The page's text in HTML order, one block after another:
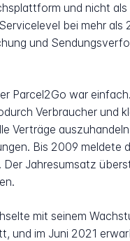
und nicht
bei mehr
und
Parcel2Go war
Verbraucher und
Verträge
Bis 2009 meldete
Der Jahresumsatz
mit seinem
und im Juni 2021